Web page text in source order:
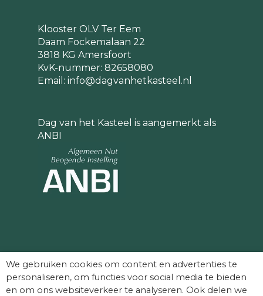
Klooster OLV Ter Eem
Daam Fockemalaan 22
3818 KG Amersfoort
KvK-nummer: 82658080
Email: info@dagvanhetkasteel.nl
Dag van het Kasteel is aangemerkt als
ANBI
mogelijk maken:
We gebruiken cookies om content en advertenties te
personaliseren, om functies voor social media te bieden
en om ons websiteverkeer te analyseren. Ook delen we